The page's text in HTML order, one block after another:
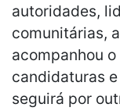
autoridades,
comunitárias,
acompanhou
candidaturas
seguirá por